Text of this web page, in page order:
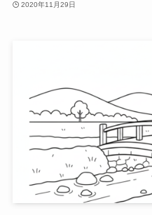
2020年11月29日